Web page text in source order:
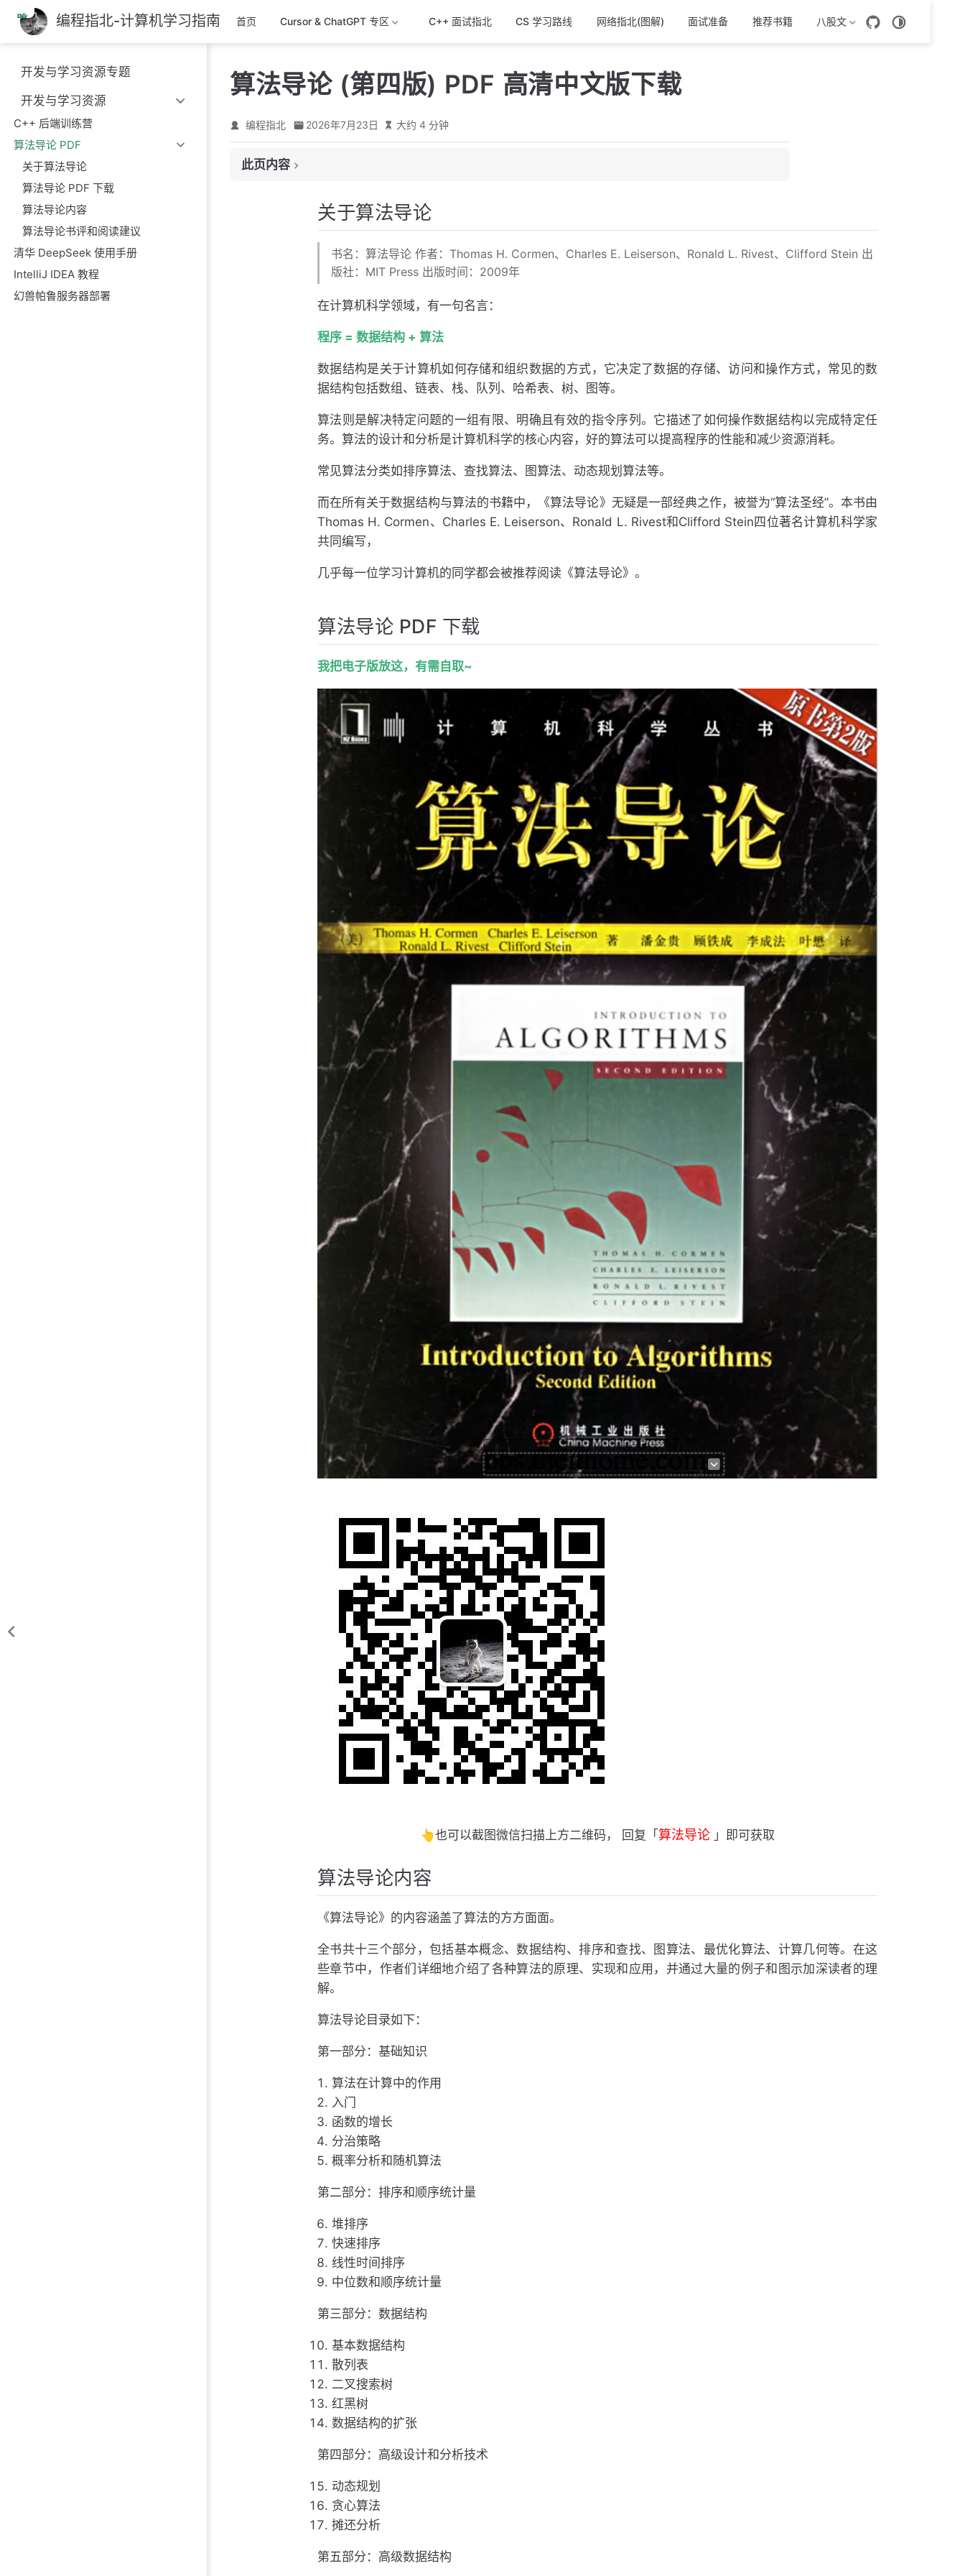
跳
要
內
容
编程指北-计算机学习指南 首页 Cursor & ChatGPT 专区 C++ 面试指北 CS 学习路线 网络指北(图解) 面试准备 推荐书籍 八股文
开发与学习资源专题
开发与学习资源
C++ 后端训练营
算法导论 PDF
关于算法导论
算法导论 PDF 下载
算法导论内容
算法导论书评和阅读建议
清华 DeepSeek 使用手册
IntelliJ IDEA 教程
幻兽帕鲁服务器部署
算法导论 (第四版) PDF 高清中文版下载
编程指北 2026年7月23日 大约 4 分钟
此页内容
算法导论 PDF 下载
算法导论书评和阅读建议关于算法导论
书名：算法导论 作者：Thomas H. Cormen、Charles E. Leiserson、Ronald L. Rivest、Clifford Stein 出
版社：MIT Press 出版时间：2009年
在计算机科学领域，有一句名言：
程序 = 数据结构 + 算法
数据结构是关于计算机如何存储和组织数据的方式，它决定了数据的存储、访问和操作方式，常见的数
据结构包括数组、链表、栈、队列、哈希表、树、图等。
算法则是解决特定问题的一组有限、明确且有效的指令序列。它描述了如何操作数据结构以完成特定任
务。算法的设计和分析是计算机科学的核心内容，好的算法可以提高程序的性能和减少资源消耗。
常见算法分类如排序算法、查找算法、图算法、动态规划算法等。
而在所有关于数据结构与算法的书籍中，《算法导论》无疑是一部经典之作，被誉为“算法圣经”。本书由
Thomas H. Cormen、Charles E. Leiserson、Ronald L. Rivest和Clifford Stein四位著名计算机科学家
共同编写，
几乎每一位学习计算机的同学都会被推荐阅读《算法导论》。
算法导论 PDF 下载
我把电子版放这，有需自取~
👆也可以截图微信扫描上方二维码， 回复「 算法导论 」即可获取
算法导论内容
《算法导论》的内容涵盖了算法的方方面面。
全书共十三个部分，包括基本概念、数据结构、排序和查找、图算法、最优化算法、计算几何等。在这
些章节中，作者们详细地介绍了各种算法的原理、实现和应用，并通过大量的例子和图示加深读者的理
解。
算法导论目录如下：
第一部分：基础知识
算法在计算中的作用
入门
函数的增长
分治策略
概率分析和随机算法
第二部分：排序和顺序统计量
堆排序
快速排序
线性时间排序
中位数和顺序统计量
第三部分：数据结构
基本数据结构
散列表
二叉搜索树
红黑树
数据结构的扩张
第四部分：高级设计和分析技术
动态规划
贪心算法
摊还分析
第五部分：高级数据结构